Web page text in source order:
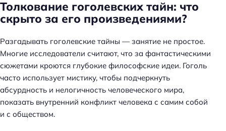
Толкование гоголевских тайн: что
скрыто за его произведениями?
Разгадывать гоголевские тайны — занятие не простое.
Многие исследователи считают, что за фантастическими
сюжетами кроются глубокие философские идеи. Гоголь
часто использует мистику, чтобы подчеркнуть
абсурдность и нелогичность человеческого мира,
показать внутренний конфликт человека с самим собой
и с обществом.